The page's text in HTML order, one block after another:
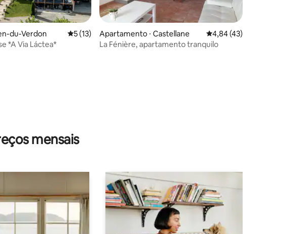
5, 13 avaliações
du-Verdon 5 de uma avaliação média de 5, 13 avaliações
5 (13)
*A Via Láctea*
Apartamento ⋅ Castellane 4,84 de uma
4,84 (43)
La Fénière, apartamento tranquilo
mensais